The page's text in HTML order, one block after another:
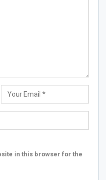
in this browser for the